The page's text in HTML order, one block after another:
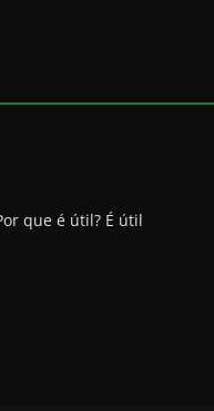
que é útil? É útil